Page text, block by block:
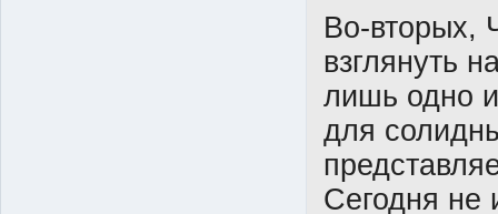
Во-вторых,
взглянуть
лишь одно
для
Сегодня не